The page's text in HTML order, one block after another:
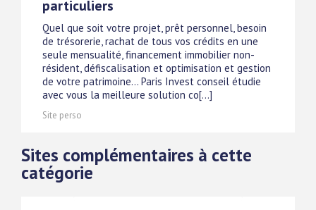
particuliers
Quel que soit votre projet, prêt personnel, besoin
de trésorerie, rachat de tous vos crédits en une
seule mensualité, financement immobilier non-
résident, défiscalisation et optimisation et gestion
de votre patrimoine... Paris Invest conseil étudie
avec vous la meilleure solution co[...]
Site perso
Sites complémentaires à cette
catégorie